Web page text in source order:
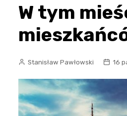
Drogi
W tym
Stanisław Pawłowski 16